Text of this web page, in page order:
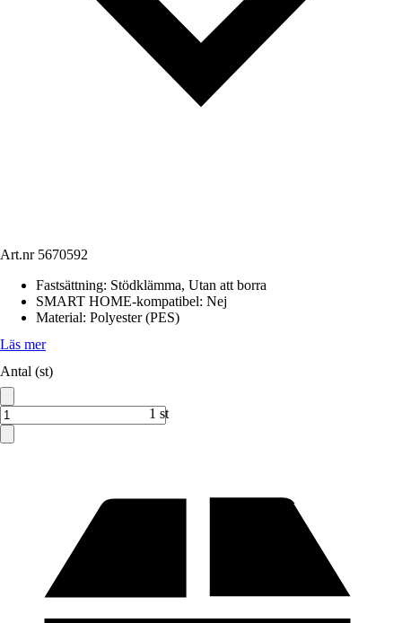
Art.nr 5670592
Fastsättning: Stödklämma, Utan att borra
SMART HOME-kompatibel: Nej
Material: Polyester (PES)
Läs mer
Antal (st)
1 st